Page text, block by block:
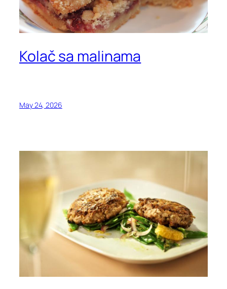
Kolač sa malinama
May 24, 2026